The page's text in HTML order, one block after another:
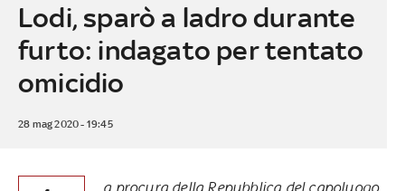
Lodi, sparò a ladro durante
furto: indagato per tentato
omicidio
28 mag 2020 - 19:45
a procura della Repubblica del capoluogo